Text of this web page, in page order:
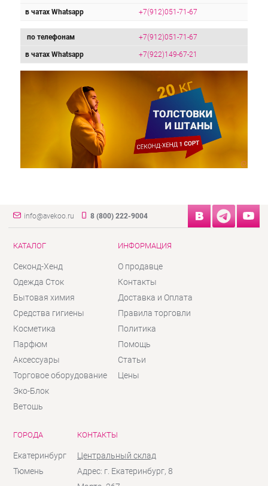
в чатах Whatsapp +7(912)051-71-67
по телефонам +7(912)051-71-67
в чатах Whatsapp +7(922)149-67-21
info@avekoo.ru 8 (800) 222-9004
КАТАЛОГ
Секонд-Хенд
Одежда Сток
Бытовая химия
Средства гигиены
Косметика
Парфюм
Аксессуары
Торговое оборудование
Эко-Блок
Ветошь
ИНФОРМАЦИЯ
О продавце
Контакты
Доставка и Оплата
Правила торговли
Политика
Помощь
Статьи
Цены
ГОРОДА
Екатеринбург
Тюмень
КОНТАКТЫ
Центральный склад
Адрес: г. Екатеринбург, 8